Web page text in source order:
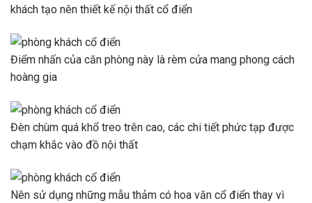
khách tạo nên thiết kế nội thất cổ điển
Điểm nhấn của căn phòng này là rèm cửa mang phong cách
hoàng gia
Đèn chùm quá khổ treo trên cao, các chi tiết phức tạp được
chạm khắc vào đồ nội thất
Nên sử dụng những mẫu thảm có hoa văn cổ điển thay vì